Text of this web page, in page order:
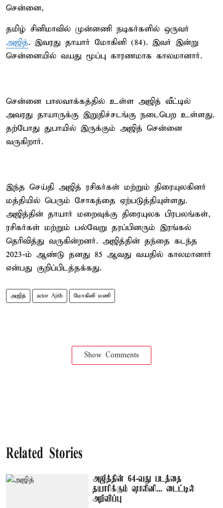
சென்னை,
தமிழ் சினிமாவில் முன்னணி நடிகர்களில் ஒருவர்
அஜித். இவரது தாயார் மோகினி (84). இவர் இன்று
சென்னையில் வயது மூப்பு காரணமாக காலமானார்.
சென்னை பாலவாக்கத்தில் உள்ள அஜித் வீட்டில்
அவரது தாயாருக்கு இறுதிச்சடங்கு நடைபெற உள்ளது.
தற்போது துபாயில் இருக்கும் அஜித் சென்னை
வருகிறார்.
இந்த செய்தி அஜித் ரசிகர்கள் மற்றும் திரையுலகினர்
மத்தியில் பெரும் சோகத்தை ஏற்படுத்தியுள்ளது.
அஜித்தின் தாயார் மறைவுக்கு திரையுலக பிரபலங்கள்,
ரசிகர்கள் மற்றும் பல்வேறு தரப்பினரும் இரங்கல்
தெரிவித்து வருகின்றனர். அஜித்தின் தந்தை கடந்த
2023-ம் ஆண்டு தனது 85 ஆவது வயதில் காலமானார்
என்பது குறிப்பிடத்தக்கது.
அஜித் actor Ajith மோகினி மணி
Show Comments
Related Stories
அஜித்தின் 64-வது படத்தை
தயாரிக்கும் ஷாலினி... டைட்டில்
அறிவிப்பு